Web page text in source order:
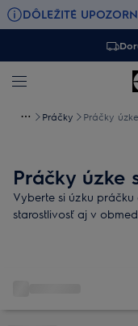
DÔLEŽITÉ
Práčky Práčky
Práčky úzke
Vyberte si úzku
starostlivosť aj v